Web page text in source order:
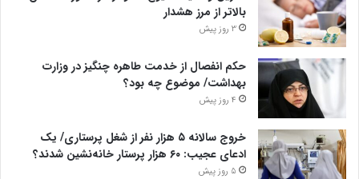
بالاتر از مرز هشدار
3 روز پیش
حکم انفصال از خدمت طاهره چنگیز در وزارت
بهداشت/ موضوع چه بود؟
4 روز پیش
خروج سالانه ۵ هزار نفر از شغل پرستاری/ یک
ادعای عجیب: ۶۰ هزار پرستار خانه‌نشین شدند؟
5 روز پیش